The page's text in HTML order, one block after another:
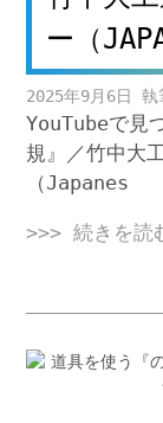
ー（
2025年9月6日
YouTubeで見
規』／竹中大
（Japanes
>>> 続きを読